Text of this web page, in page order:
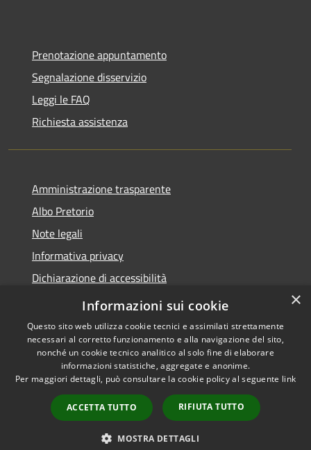
Prenotazione appuntamento
Segnalazione disservizio
Leggi le FAQ
Richiesta assistenza
Amministrazione trasparente
Albo Pretorio
Note legali
Informativa privacy
Dichiarazione di accessibilità
Obiettivi di accessibilità
Accessibilità
Copyright © 2026 • Comune di
San Giorgio Bigarello •
Powered byMunicipium
Accesso redazione
×
Informazioni sui cookie
Questo sito web utilizza cookie tecnici e assimilati strettamente
necessari al corretto funzionamento e alla navigazione del sito,
nonché un cookie tecnico analitico al solo fine di elaborare
informazioni statistiche, aggregate e anonime.
Per maggiori dettagli, può consultare la cookie policy al seguente link
ACCETTA TUTTO RIFIUTA TUTTO
MOSTRA DETTAGLI